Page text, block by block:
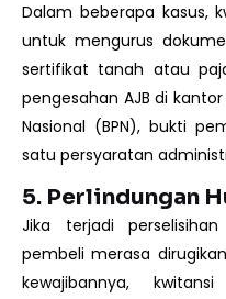
Dalam beberapa kasus,
untuk mengurus
sertifikat tanah atau
pengesahan AJB di
Nasional (BPN), bukti
satu persyaratan
5. Perlindungan
Jika terjadi
pembeli merasa
kewajibannya,